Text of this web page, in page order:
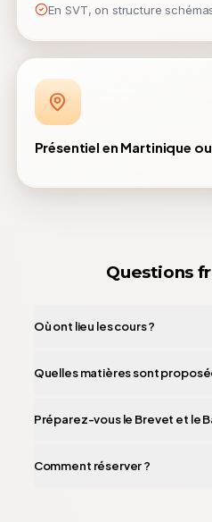
En SVT, on structure
Présentiel en Martinique
Questions
Où ont lieu les cours ?
Quelles matières sont
Préparez-vous le Brevet et le
Comment réserver ?